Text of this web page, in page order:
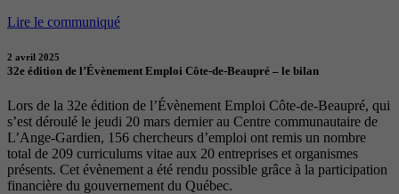
Lire le communiqué
2 avril 2025
32e édition de l’Évènement Emploi Côte-de-Beaupré – le bilan
Lors de la 32e édition de l’Évènement Emploi Côte-de-Beaupré, qui
s’est déroulé le jeudi 20 mars dernier au Centre communautaire de
L’Ange-Gardien, 156 chercheurs d’emploi ont remis un nombre
total de 209 curriculums vitae aux 20 entreprises et organismes
présents. Cet évènement a été rendu possible grâce à la participation
financière du gouvernement du Québec.